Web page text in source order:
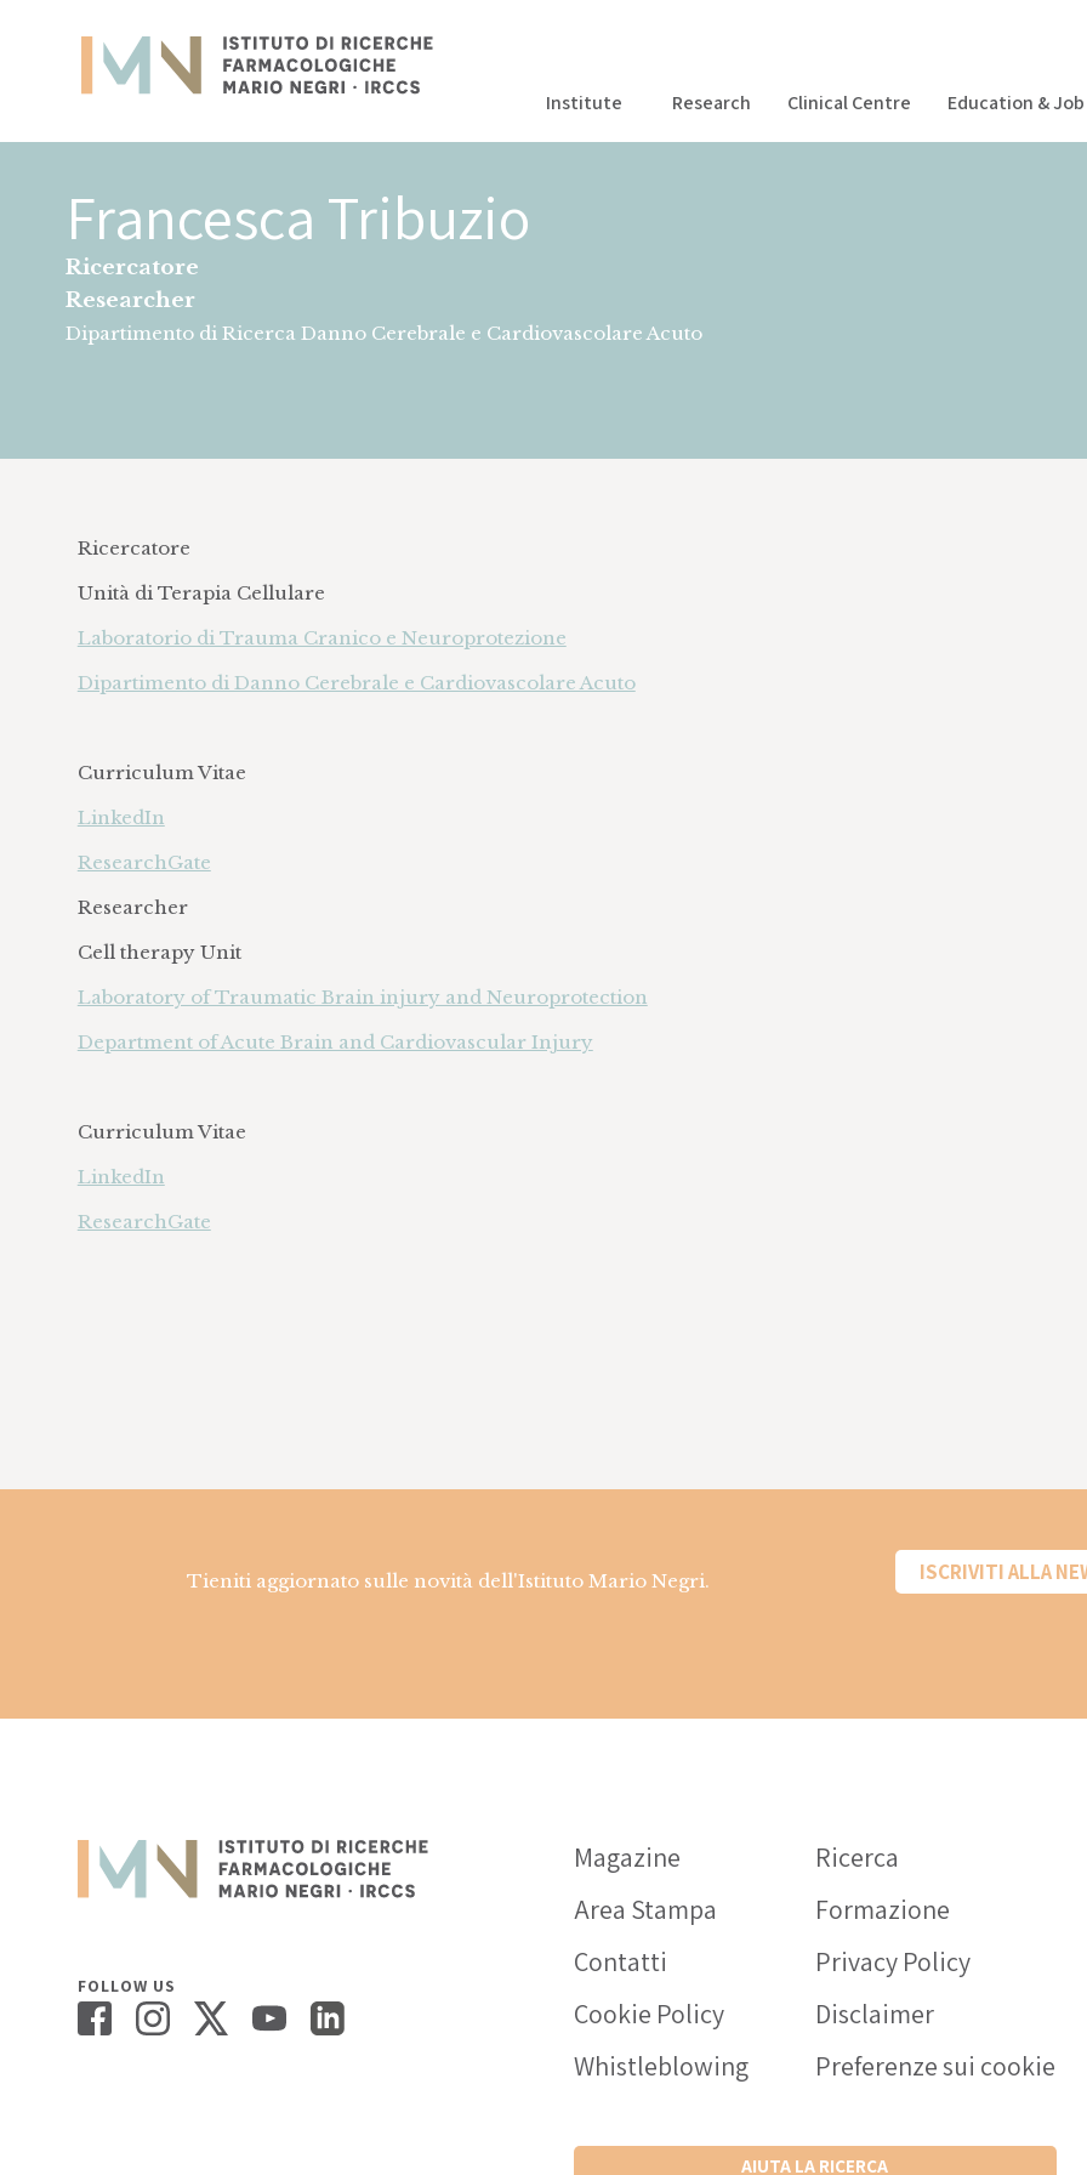
Centro Clinico Formazione & Posizioni aperte Magazine
Institute Research Clinical Centre Education &
Francesca Tribuzio
Ricercatore
Researcher
Dipartimento di Ricerca Danno Cerebrale e Cardiovascolare Acuto
Ricercatore
Unità di Terapia Cellulare
Laboratorio di Trauma Cranico e Neuroprotezione
Dipartimento di Danno Cerebrale e Cardiovascolare Acuto
Curriculum Vitae
LinkedIn
ResearchGate
Researcher
Cell therapy Unit
Laboratory of Traumatic Brain injury and Neuroprotection
Department of Acute Brain and Cardiovascular Injury
Curriculum Vitae
LinkedIn
ResearchGate
Tieniti aggiornato sulle novità dell'Istituto Mario Negri. ISCRIVITI ALLA
FOLLOW US
Magazine
Ricerca
Area Stampa
Formazione
Contatti
Privacy Policy
Cookie Policy
Disclaimer
Whistleblowing
Preferenze sui cookie
AIUTA LA RICERCA
rivolta
sanitari